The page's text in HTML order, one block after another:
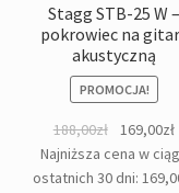
Stagg STB-25 W –
pokrowiec na
akustyczną
PROMOCJA!
188,00zł
Pierwotna
cena
wynosiła:
169,00zł
Najniższa cena w
ostatnich 30 dni: